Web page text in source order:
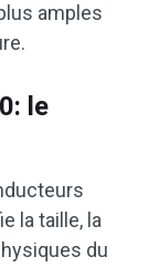
amples
le
la taille, la
du